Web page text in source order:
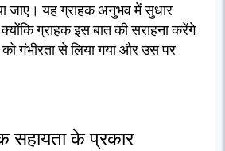
जाए। यह ग्राहक अनुभव में सुधार
ग्राहक इस बात की सराहना करेंगे
गंभीरता से लिया गया और उस पर
सहायता के प्रकार